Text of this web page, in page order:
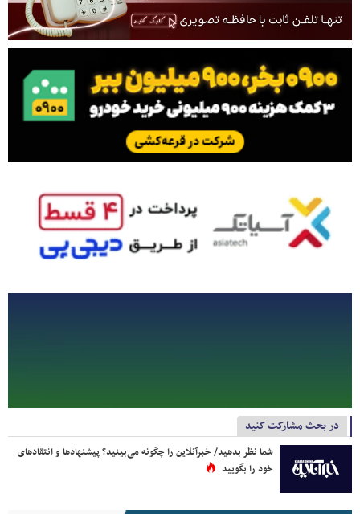
در بحث مشارکت کنید
شما نظر بدهید/ خبرآنلاین را چگونه می‌بینید؟ پیشنهادها و انتقادهای
خود را بگویید